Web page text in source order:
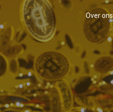
Over ons